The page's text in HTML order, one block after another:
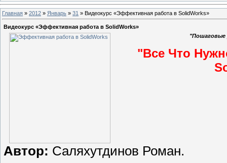
Главная » 2012 » Январь » 31 » Видеокурс «Эффективная работа в SolidWorks»
Видеокурс «Эффективная работа в SolidWorks»
"Пошаговые
"Все Что
Автор: Саляхутдинов Роман.